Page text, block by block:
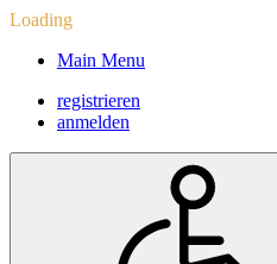
Loading
Main Menu
registrieren
anmelden